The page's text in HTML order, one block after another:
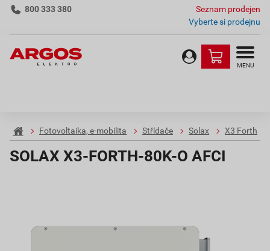
800 333 380
Seznam prodejen
Vyberte si prodejnu
MENU
Fotovoltaika, e-mobilita Střídače Solax X3 Forth
SOLAX X3-FORTH-80K-O AFCI